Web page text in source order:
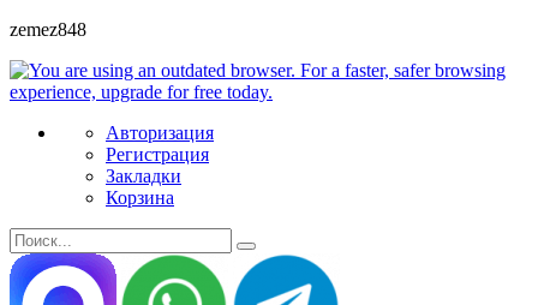
zemez848
Авторизация
Регистрация
Закладки
Корзина